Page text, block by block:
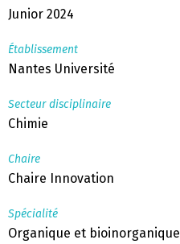
Junior 2024
Établissement
Nantes Université
Secteur disciplinaire
Chimie
Chaire
Chaire Innovation
Spécialité
Organique et bioinorganique